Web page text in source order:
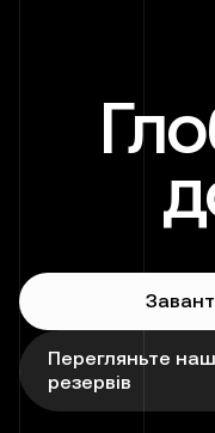
Перегляньте
резервів